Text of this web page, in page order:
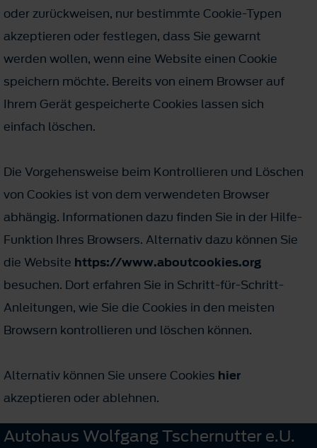
oder zurückweisen, nur bestimmte Cookie-Typen
akzeptieren oder festlegen, dass Sie gewarnt
werden wollen, wenn eine Website einen Cookie
speichern möchte. Bereits von einem Browser auf
Ihrem Gerät gespeicherte Cookies lassen sich
einfach löschen.
Die Vorgehensweise beim Kontrollieren und Löschen
von Cookies ist von dem verwendeten Browser
abhängig. Informationen dazu finden Sie in der Hilfe-
Funktion Ihres Browsers. Alternativ dazu können Sie
die Website https://www.aboutcookies.org
besuchen. Dort erfahren Sie in Schritt-für-Schritt-
Anleitungen, wie Sie die Cookies in den meisten
Browsern kontrollieren und löschen können.
Alternativ können Sie unsere Cookies hier
akzeptieren oder ablehnen.
Autohaus Wolfgang Tschernutter e.U.